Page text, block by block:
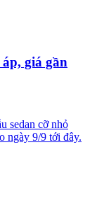
giá gần
sedan cỡ nhỏ
ngày 9/9 tới đây.